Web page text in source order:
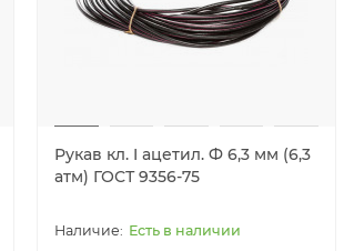
Рукав кл. I ацетил. Ф 6,3 мм (6,3
атм) ГОСТ 9356-75
Есть в наличии